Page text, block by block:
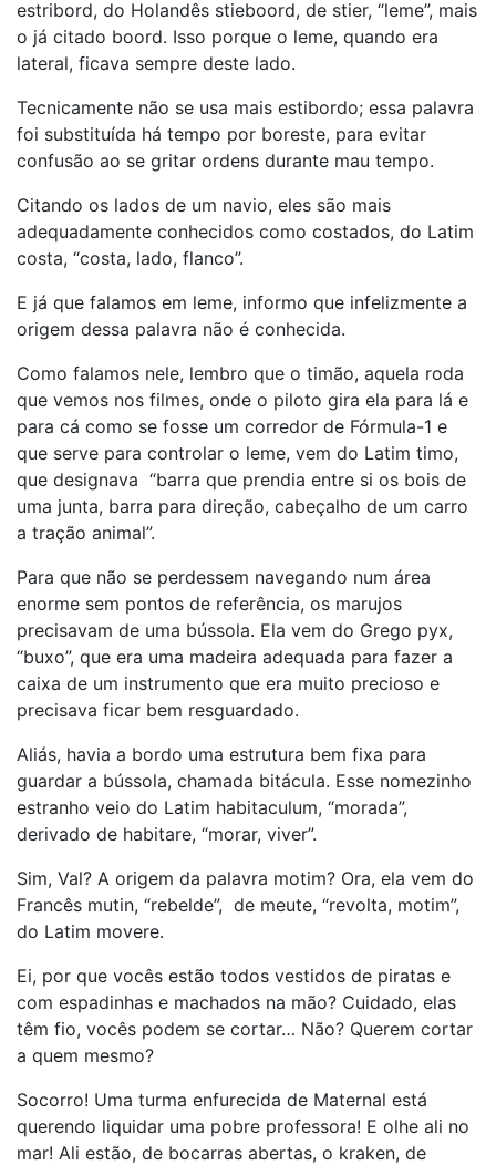
estribord, do Holandês stieboord, de stier, “leme”, mais
o já citado boord. Isso porque o leme, quando era
lateral, ficava sempre deste lado.
Tecnicamente não se usa mais estibordo; essa palavra
foi substituída há tempo por boreste, para evitar
confusão ao se gritar ordens durante mau tempo.
Citando os lados de um navio, eles são mais
adequadamente conhecidos como costados, do Latim
costa, “costa, lado, flanco”.
E já que falamos em leme, informo que infelizmente a
origem dessa palavra não é conhecida.
Como falamos nele, lembro que o timão, aquela roda
que vemos nos filmes, onde o piloto gira ela para lá e
para cá como se fosse um corredor de Fórmula-1 e
que serve para controlar o leme, vem do Latim timo,
que designava “barra que prendia entre si os bois de
uma junta, barra para direção, cabeçalho de um carro
a tração animal”.
Para que não se perdessem navegando num área
enorme sem pontos de referência, os marujos
precisavam de uma bússola. Ela vem do Grego pyx,
“buxo”, que era uma madeira adequada para fazer a
caixa de um instrumento que era muito precioso e
precisava ficar bem resguardado.
Aliás, havia a bordo uma estrutura bem fixa para
guardar a bússola, chamada bitácula. Esse nomezinho
estranho veio do Latim habitaculum, “morada”,
derivado de habitare, “morar, viver”.
Sim, Val? A origem da palavra motim? Ora, ela vem do
Francês mutin, “rebelde”, de meute, “revolta, motim”,
do Latim movere.
Ei, por que vocês estão todos vestidos de piratas e
com espadinhas e machados na mão? Cuidado, elas
têm fio, vocês podem se cortar… Não? Querem cortar
a quem mesmo?
Socorro! Uma turma enfurecida de Maternal está
querendo liquidar uma pobre professora! E olhe ali no
mar! Ali estão, de bocarras abertas, o kraken, de